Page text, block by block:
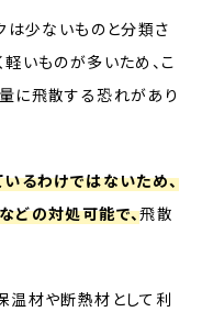
は少ないものと分類さ
いものが多いため、こ
に飛散する恐れがあり
るわけではないため、
どの対処可能で、飛散
温材や断熱材として利